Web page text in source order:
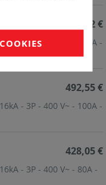
- 3P - 400 V~ - 125A -
578,02 €
- 3P - 400 V~ - 100A -
492,55 €
- 3P - 400 V~ - 80A -
428,05 €